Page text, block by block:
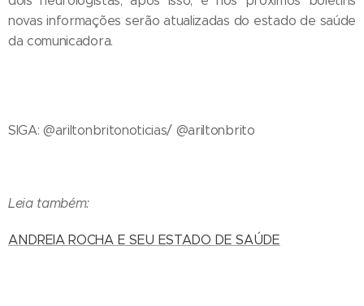
novas informações serão atualizadas do estado de saúde
da comunicadora.
SIGA: @ariltonbritonoticias/ @ariltonbrito
Leia também:
ANDREIA ROCHA E SEU ESTADO DE SAÚDE